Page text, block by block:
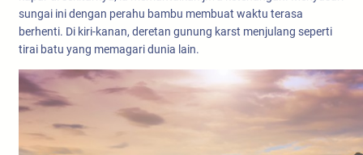
sungai ini dengan perahu bambu membuat waktu terasa
berhenti. Di kiri-kanan, deretan gunung karst menjulang seperti
tirai batu yang memagari dunia lain.